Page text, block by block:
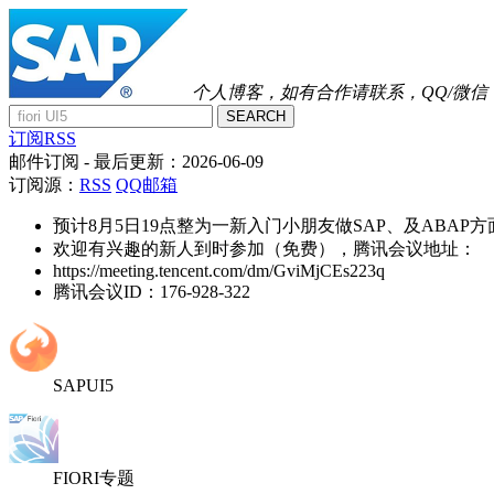
个人博客，如有合作请联系，QQ/微信
SEARCH
订阅RSS
邮件订阅 - 最后更新： 2026-06-09
订阅源： RSS QQ邮箱
预计8月5日19点整为一新入门小朋友做SAP、及ABAP方
欢迎有兴趣的新人到时参加（免费），腾讯会议地址：
https://meeting.tencent.com/dm/GviMjCEs223q
腾讯会议ID：176-928-322
SAPUI5
FIORI专题